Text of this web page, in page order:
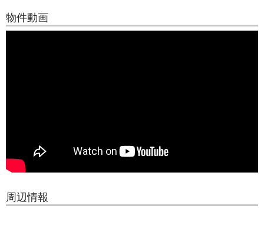
東洋大学白山キャンパス徒歩圏！
物件動画
周辺情報